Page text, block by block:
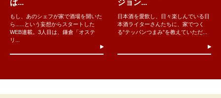
ぱ...
もし、あのシェフが家で酒場を開いた
ら......という妄想からスタートした
WEB連載。3人目は、鎌倉「オステ
リ...
ジョン...
日本酒を愛飲し、日々楽しんでいる日
本酒ライターさんたちに、家でつく
る“テッパンつまみ”を教えていただ...